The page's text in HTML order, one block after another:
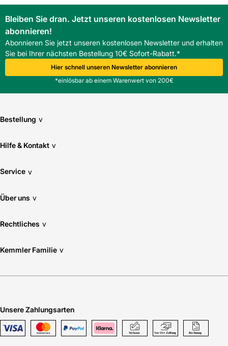
Pflegeintensität: normal
Rektifizierung: Ja
Stärke: 20
Trittsicherheit: R11/C
Verwendung Boden: Ja
Fliesen-Kemmler Heilbronn
Fliesen-Kemmler Horb
Fliesen-Kemmler Metzingen
Fliesen-Kemmler Münsingen
Fliesen-Kemmler Neu-Ulm
Fliesen-Kemmler Pforzheim-Nord
Fliesen-Kemmler Stuttgart-Wangen
Ort. Finden Sie hier Ihre nächste Kemmler
Fliesenausstellung.
Bleiben Sie dran. Jetzt unseren kostenlosen Newsletter
abonnieren!
Abonnieren Sie jetzt unseren kostenlosen Newsletter und erhalten
Sie bei Ihrer nächsten Bestellung 10€ Sofort-Rabatt.*
Hier schnell unseren Newsletter abonnieren
*einlösbar ab einem Warenwert von 200€
Bestellung v
Hilfe & Kontakt v
Service v
Über uns v
Rechtliches v
Kemmler Familie v
Unsere Zahlungsarten